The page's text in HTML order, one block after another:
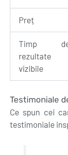
Preț
Timp
rezultate
vizibile
Testimoniale
Ce spun cei
testimoniale